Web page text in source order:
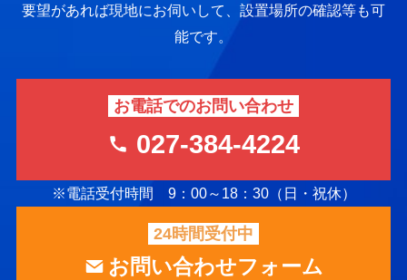
要望があれば現地にお伺いして、設置場所の確認等も可
能です。
お電話でのお問い合わせ
027-384-4224
※電話受付時間 9：00～18：30（日・祝休）
24時間受付中
お問い合わせフォーム